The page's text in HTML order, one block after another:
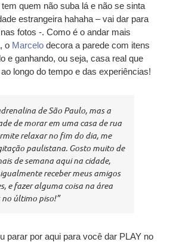
quem não suba lá e não se sinta
estrangeira hahaha – vai dar para
fotos -. Como é o andar mais
o Marcelo decora a parede com itens
e ganhando, ou seja, casa real que
longo do tempo e das experiências!
de São Paulo, mas a
de morar em uma casa de rua
relaxar no fim do dia, me
paulistana. Gosto muito de
de semana aqui na cidade,
receber meus amigos
e fazer alguma coisa na área
último piso!”
parar por aqui para você dar PLAY no